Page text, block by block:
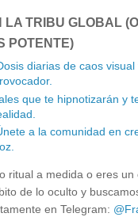
LA TRIBU GLOBAL
POTENTE)
diarias de caos visual
que te hipnotizarán y
a la comunidad en
ritual a medida o eres un
de lo oculto y
en Telegram: